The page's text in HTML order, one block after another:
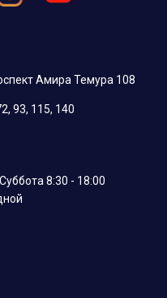
Амира Темура 108
93, 115, 140
8:30 - 18:00